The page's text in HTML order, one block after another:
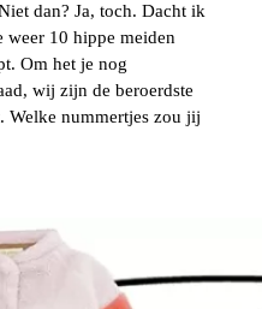
dan? Ja, toch. Dacht ik
10 hippe meiden
Om het je nog
wij zijn de beroerdste
Welke nummertjes zou jij